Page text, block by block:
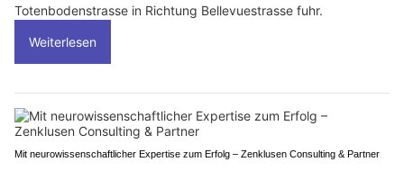
Totenbodenstrasse in Richtung Bellevuestrasse fuhr.
Weiterlesen
Mit neurowissenschaftlicher Expertise zum Erfolg – Zenklusen Consulting & Partner